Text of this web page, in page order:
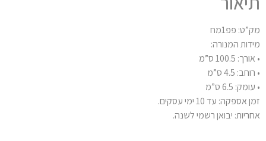
פפ1מח
המנורה:
100.5 ס”מ
4.5 ס”מ
6.5 ס”מ
עד 10 ימי עסקים.
יבואן רשמי לשנה.